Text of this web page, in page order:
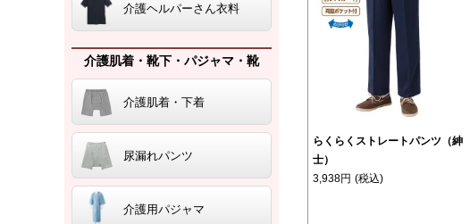
介護ヘルパーさん衣料
介護肌着・靴下・パジャマ・靴
介護肌着・下着
尿漏れパンツ
介護用パジャマ
らくらくストレートパンツ（紳
士）
3,938円 (税込)